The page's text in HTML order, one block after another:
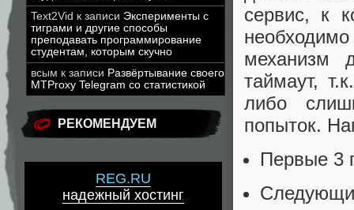
Text2Vid к записи Эксперименты с
тиграми и другие способы
преподавать программирование
студентам, которым скучно
всым к записи Развёртывание своего
MTProxy Telegram со статистикой
РЕКОМЕНДУЕМ
REG.RU
надежный хостинг
сервис, к
механизм
таймаут,
либо
попыток.
Первые 3